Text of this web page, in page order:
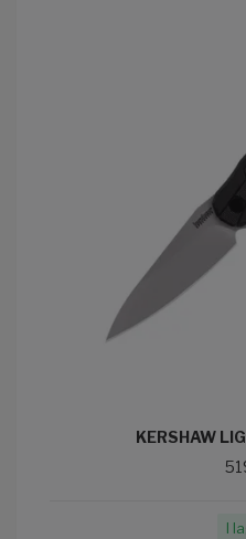
KERSHAW
I